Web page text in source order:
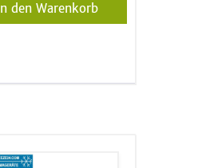
In den Warenkorb